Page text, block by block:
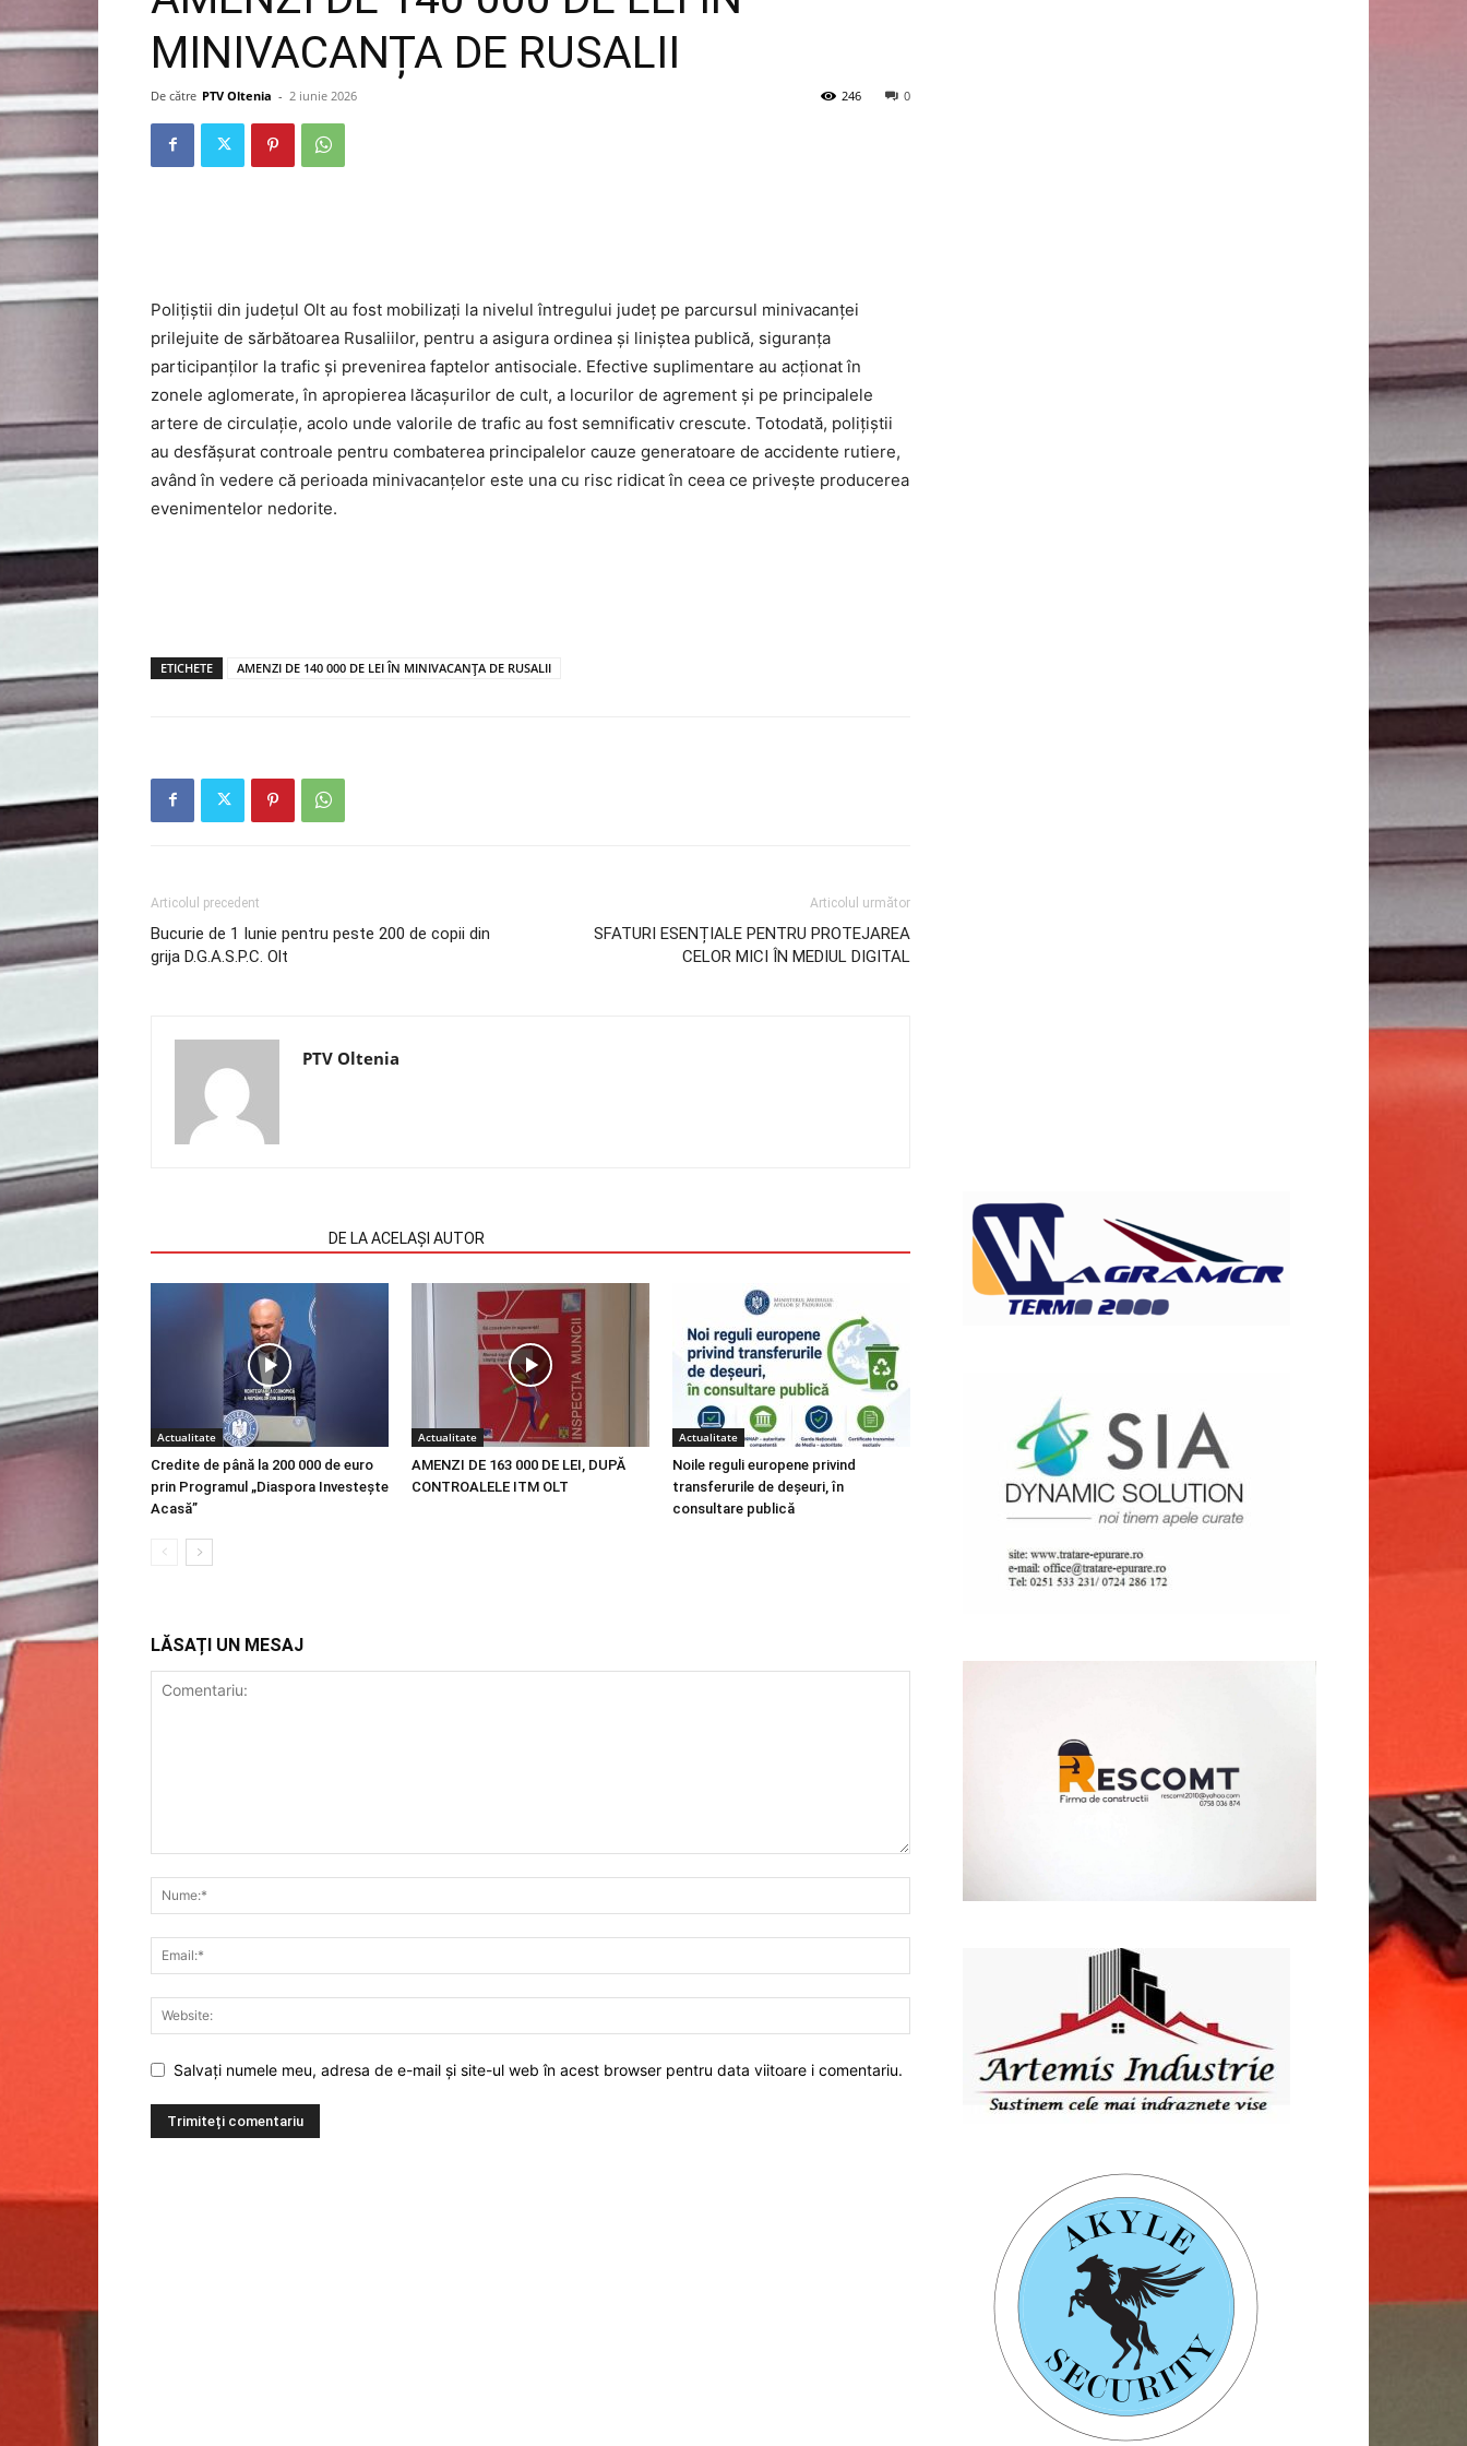
MINIVACANȚA DE RUSALII
De către PTV Oltenia - 2 iunie 2026 0
246
Polițiștii din județul Olt au fost mobilizați la nivelul întregului județ pe parcursul minivacanței
prilejuite de sărbătoarea Rusaliilor, pentru a asigura ordinea și liniștea publică, siguranța
participanților la trafic și prevenirea faptelor antisociale. Efective suplimentare au acționat în
zonele aglomerate, în apropierea lăcașurilor de cult, a locurilor de agrement și pe principalele
artere de circulație, acolo unde valorile de trafic au fost semnificativ crescute. Totodată, polițiștii
au desfășurat controale pentru combaterea principalelor cauze generatoare de accidente rutiere,
având în vedere că perioada minivacanțelor este una cu risc ridicat în ceea ce privește producerea
evenimentelor nedorite.
ETICHETE AMENZI DE 140 000 DE LEI ÎN MINIVACANȚA DE RUSALII
Articolul precedent
Bucurie de 1 Iunie pentru peste 200 de copii din
grija D.G.A.S.P.C. Olt
Articolul următor
SFATURI ESENȚIALE PENTRU PROTEJAREA
CELOR MICI ÎN MEDIUL DIGITAL
PTV Oltenia
DE LA ACELAȘI AUTOR
Actualitate
Credite de până la 200 000 de euro
prin Programul „Diaspora Investește
Acasă”
Actualitate
AMENZI DE 163 000 DE LEI, DUPĂ
CONTROALELE ITM OLT
Actualitate
Noile reguli europene privind
transferurile de deșeuri, în
consultare publică
LĂSAȚI UN MESAJ
Salvați numele meu, adresa de e-mail și site-ul web în acest browser pentru data viitoare i comentariu.